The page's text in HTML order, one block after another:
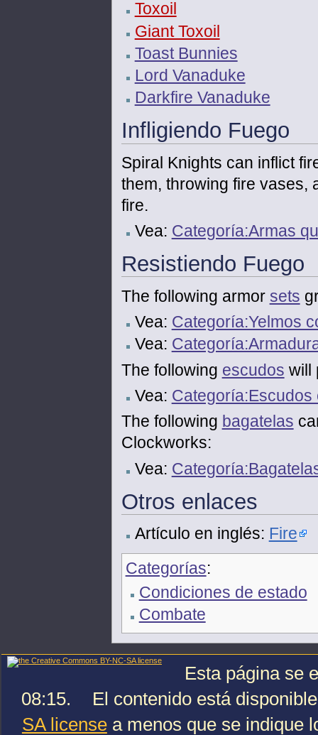
Toxoil
Giant Toxoil
Toast Bunnies
Lord Vanaduke
Darkfire Vanaduke
Infligiendo Fuego
Spiral Knights can inflict
them, throwing fire vases,
fire.
Vea: Categoría:Armas
Resistiendo Fuego
The following armor sets
Vea: Categoría:Yelmos
Vea:
The following escudos will
Vea:
The following bagatelas
Clockworks:
Vea:
Otros enlaces
Artículo en inglés: Fire
Categorías:
Condiciones de estado
Combate
Esta página se
08:15.
El contenido está
SA licensea menos que se indique